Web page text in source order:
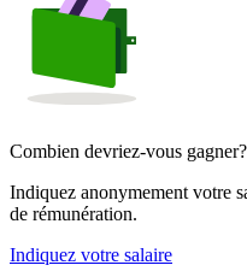
Combien devriez-vous gagner?
Indiquez anonymement votre
de rémunération.
Indiquez votre salaire